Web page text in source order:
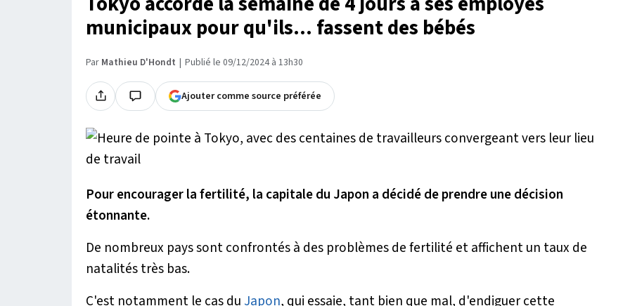
municipaux pour qu'ils... fassent des bébés
Par Mathieu D'Hondt Publié le 09/12/2024 à 13h30
Ajouter comme source préférée
Pour encourager la fertilité, la capitale du Japon a décidé de prendre une décision
étonnante.
De nombreux pays sont confrontés à des problèmes de fertilité et affichent un taux de
natalités très bas.
C'est notamment le cas du Japon, qui essaie, tant bien que mal, d'endiguer cette